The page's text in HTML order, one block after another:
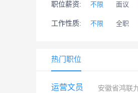
职位薪资: 不限 面议
工作性质: 不限 全职
热门职位
运营文员 安徽省鸿联